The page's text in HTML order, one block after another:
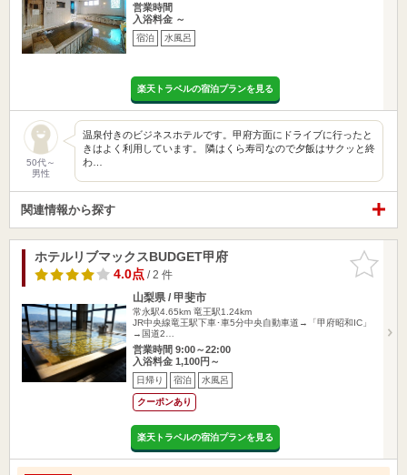
営業時間
入浴料金 ～
宿泊 水風呂
楽天トラベルの宿泊プランを見る
50代～
男性
温泉付きのビジネスホテルです。甲府方面にドライブに行ったと
きはよく利用しています。 隣はくら寿司なので夕飯はサクッと終
わ…
関連情報から探す
お気に入
りに追加
ホテルリブマックスBUDGET甲府
4.0点/ 2 件
山梨県 / 甲斐市
常永駅4.65km 竜王駅1.24km
JR中央線竜王駅下車･車5分中央自動車道→「甲府昭和IC」
→国道2…
営業時間 9:00～22:00
入浴料金 1,100円～
日帰り 宿泊 水風呂
クーポンあり
楽天トラベルの宿泊プランを見る